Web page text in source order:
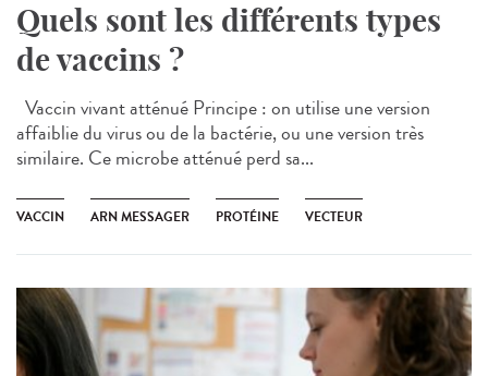
Quels sont les différents types
de vaccins ?
Vaccin vivant atténué Principe : on utilise une version
affaiblie du virus ou de la bactérie, ou une version très
similaire. Ce microbe atténué perd sa...
VACCIN ARN MESSAGER PROTÉINE VECTEUR